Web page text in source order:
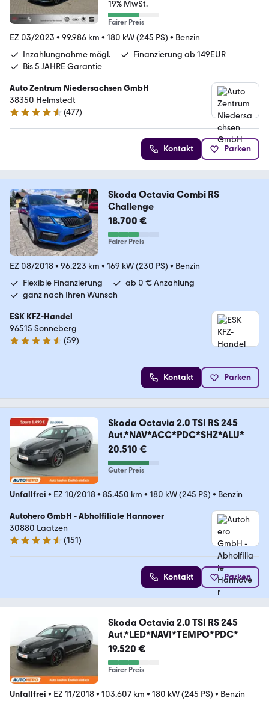
19% MwSt.
Fairer Preis
EZ 03/2023 • 99.986 km • 180 kW (245 PS) • Benzin
Inzahlungnahme mögl.
Finanzierung ab 149EUR
Bis 5 JAHRE Garantie
Auto Zentrum Niedersachsen GmbH
38350 Helmstedt
4.5 Sterne
(477)
Kontakt Parken
Skoda Octavia Combi RS
Challenge
18.700 €
Fairer Preis
EZ 08/2018• 96.223 km • 169 kW (230 PS) • Benzin
Flexible Finanzierung
ab 0 € Anzahlung
ganz nach Ihren Wunsch
ESK KFZ-Handel
96515 Sonneberg
4.7 Sterne
(59)
Kontakt Parken
Skoda Octavia 2.0 TSI RS 245
Aut.*NAV*ACC*PDC*SHZ*ALU*
20.510 €
Guter Preis
Unfallfrei • EZ 10/2018• 85.450 km • 180 kW (245 PS) • Benzin
Autohero GmbH - Abholfiliale Hannover
30880 Laatzen
4.7 Sterne
(151)
Kontakt Parken
Skoda Octavia 2.0 TSI RS 245
Aut.*LED*NAVI*TEMPO*PDC*
19.520 €
Fairer Preis
Unfallfrei • EZ 11/2018• 103.607 km • 180 kW (245 PS) • Benzin